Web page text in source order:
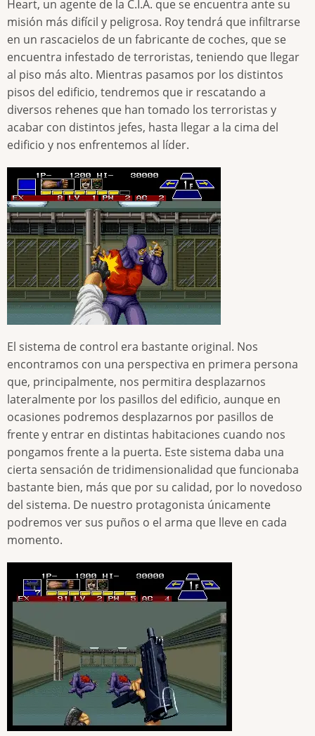
Heart, un agente de la C.I.A. que se encuentra ante su
misión más difícil y peligrosa. Roy tendrá que infiltrarse
en un rascacielos de un fabricante de coches, que se
encuentra infestado de terroristas, teniendo que llegar
al piso más alto. Mientras pasamos por los distintos
pisos del edificio, tendremos que ir rescatando a
diversos rehenes que han tomado los terroristas y
acabar con distintos jefes, hasta llegar a la cima del
edificio y nos enfrentemos al líder.
El sistema de control era bastante original. Nos
encontramos con una perspectiva en primera persona
que, principalmente, nos permitira desplazarnos
lateralmente por los pasillos del edificio, aunque en
ocasiones podremos desplazarnos por pasillos de
frente y entrar en distintas habitaciones cuando nos
pongamos frente a la puerta. Este sistema daba una
cierta sensación de tridimensionalidad que funcionaba
bastante bien, más que por su calidad, por lo novedoso
del sistema. De nuestro protagonista únicamente
podremos ver sus puños o el arma que lleve en cada
momento.